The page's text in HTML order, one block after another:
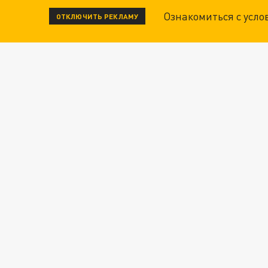
ОТКЛЮЧИТЬ РЕКЛАМУ Ознакомиться с